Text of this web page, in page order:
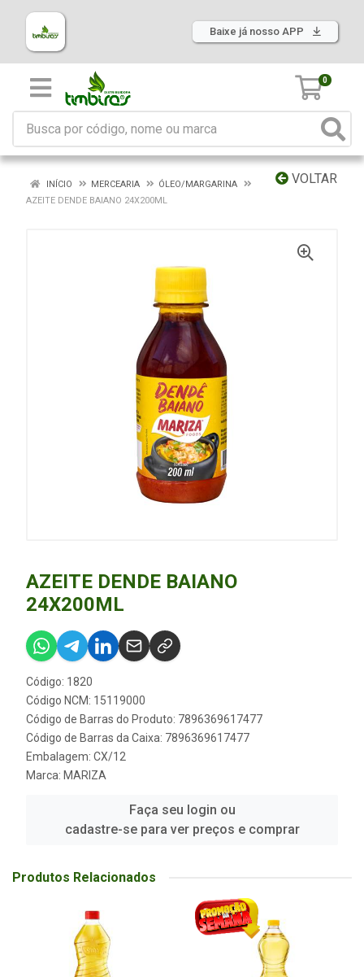
Baixe já nosso APP
0
VOLTAR
INÍCIO MERCEARIA
ÓLEO/MARGARINA
AZEITE DENDE BAIANO 24X200ML
AZEITE DENDE BAIANO
24X200ML
Código: 1820
Código NCM: 15119000
Código de Barras do Produto: 7896369617477
Código de Barras da Caixa: 7896369617477
Embalagem: CX/12
Marca: MARIZA
Faça seu login ou
cadastre-se para ver preços e comprar
Produtos Relacionados